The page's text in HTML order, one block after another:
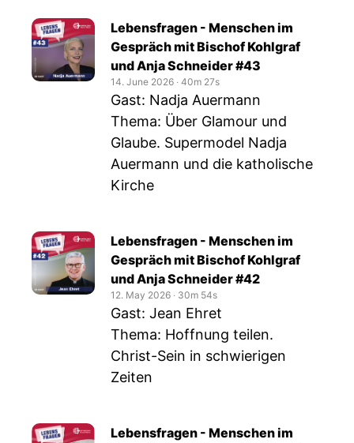
Lebensfragen - Menschen im
Gespräch mit Bischof Kohlgraf
und Anja Schneider #43
14. June 2026 ‧ 40m 27s
Gast: Nadja Auermann
Thema: Über Glamour und
Glaube. Supermodel Nadja
Auermann und die katholische
Kirche
Lebensfragen - Menschen im
Gespräch mit Bischof Kohlgraf
und Anja Schneider #42
12. May 2026 ‧ 30m 54s
Gast: Jean Ehret
Thema: Hoffnung teilen.
Christ-Sein in schwierigen
Zeiten
Lebensfragen - Menschen im